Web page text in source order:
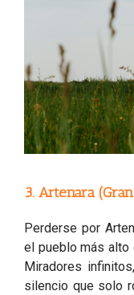
3. Artenara
Perderse por
el pueblo más alto
Miradores
silencio que solo